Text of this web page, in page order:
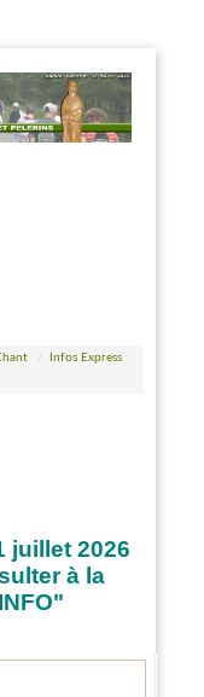
2.5 AND 3.0+
/
Infos Express
juillet 2026
à la